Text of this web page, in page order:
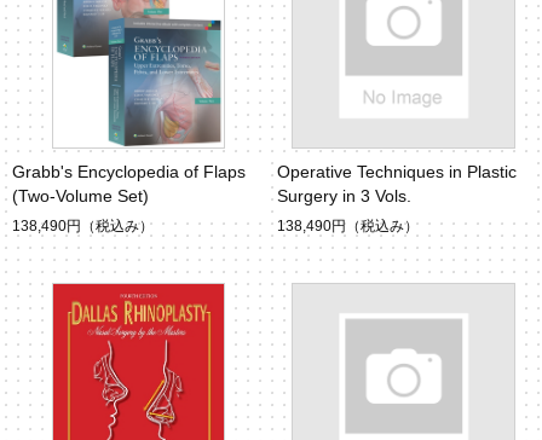
Grabb's Encyclopedia of Flaps
(Two-Volume Set)
138,490円 （税込み）
Operative Techniques in Plastic
Surgery in 3 Vols.
138,490円 （税込み）